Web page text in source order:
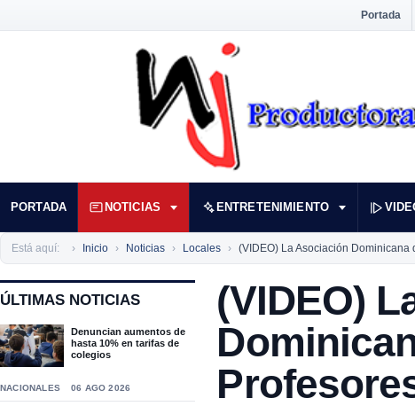
Portada
PORTADA NOTICIAS ENTRETENIMIENTO
Está aquí: Inicio Noticias Locales (VIDEO) La Asociación
ÚLTIMAS NOTICIAS
Denuncian aumentos de
hasta 10% en tarifas de
colegios
NACIONALES 06 AGO 2026
(VIDEO)